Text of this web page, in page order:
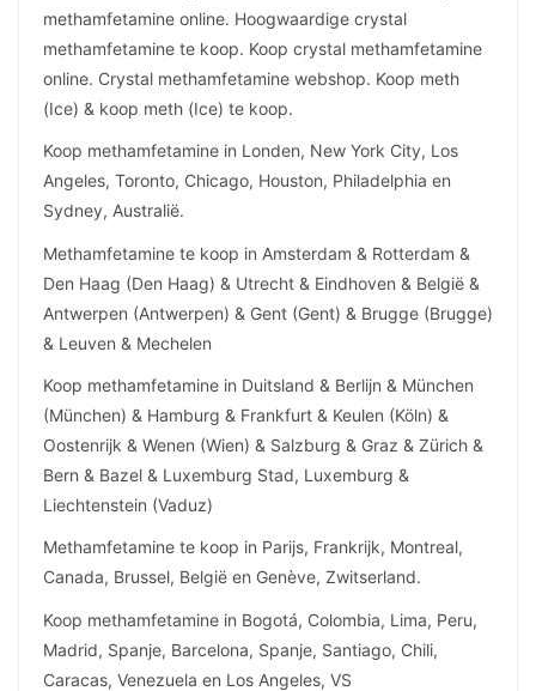
methamfetamine online. Hoogwaardige crystal
methamfetamine te koop. Koop crystal methamfetamine
online. Crystal methamfetamine webshop. Koop meth
(Ice) & koop meth (Ice) te koop.
Koop methamfetamine in Londen, New York City, Los
Angeles, Toronto, Chicago, Houston, Philadelphia en
Sydney, Australië.
Methamfetamine te koop in Amsterdam & Rotterdam &
Den Haag (Den Haag) & Utrecht & Eindhoven & België &
Antwerpen (Antwerpen) & Gent (Gent) & Brugge (Brugge)
& Leuven & Mechelen
Koop methamfetamine in Duitsland & Berlijn & München
(München) & Hamburg & Frankfurt & Keulen (Köln) &
Oostenrijk & Wenen (Wien) & Salzburg & Graz & Zürich &
Bern & Bazel & Luxemburg Stad, Luxemburg &
Liechtenstein (Vaduz)
Methamfetamine te koop in Parijs, Frankrijk, Montreal,
Canada, Brussel, België en Genève, Zwitserland.
Koop methamfetamine in Bogotá, Colombia, Lima, Peru,
Madrid, Spanje, Barcelona, ​​Spanje, Santiago, Chili,
Caracas, Venezuela en Los Angeles, VS